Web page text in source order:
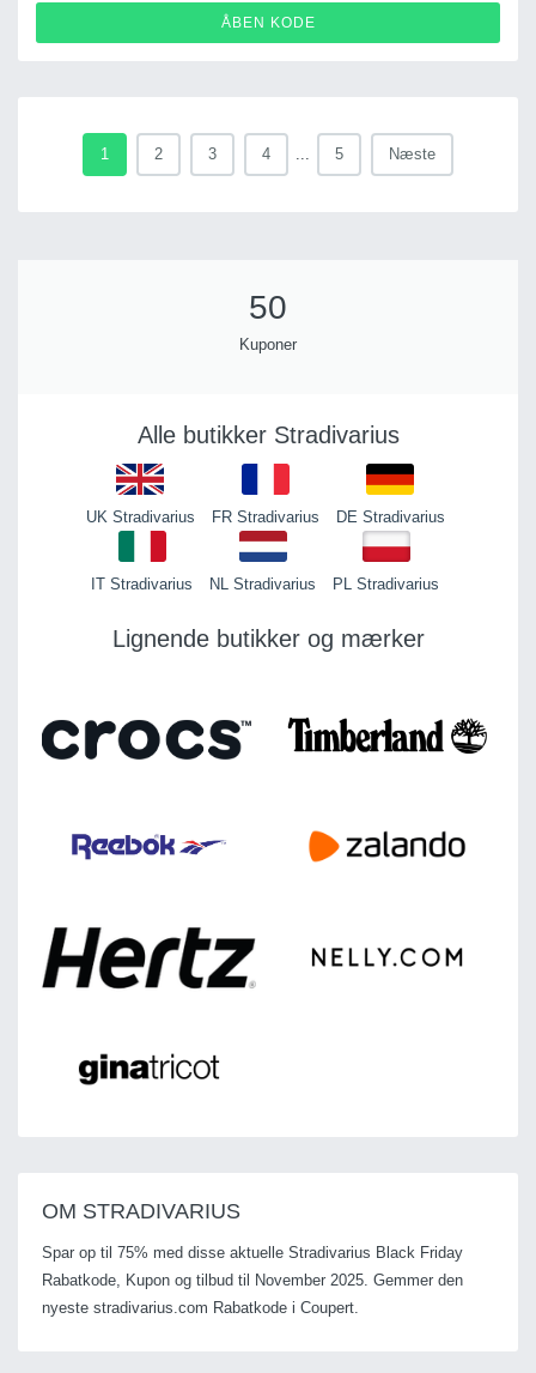
ÅBEN KODE
1 2 3 4 ... 5 Næste
50
Kuponer
Alle butikker Stradivarius
UK Stradivarius FR Stradivarius DE Stradivarius
IT Stradivarius NL Stradivarius PL Stradivarius
Lignende butikker og mærker
OM STRADIVARIUS
Spar op til 75% med disse aktuelle Stradivarius Black Friday
Rabatkode, Kupon og tilbud til November 2025. Gemmer den
nyeste stradivarius.com Rabatkode i Coupert.